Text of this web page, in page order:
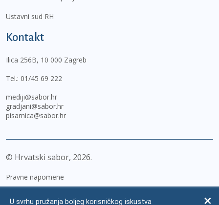
Ustavni sud RH
Kontakt
Ilica 256B, 10 000 Zagreb
Tel.: 01/45 69 222
mediji@sabor.hr
gradjani@sabor.hr
pisarnica@sabor.hr
© Hrvatski sabor, 2026
Pravne napomene
U svrhu pružanja boljeg korisničkog iskustva